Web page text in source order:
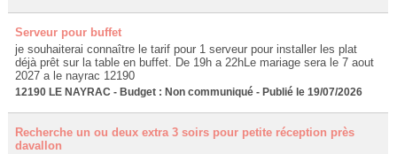
Serveur pour buffet
je souhaiterai connaître le tarif pour 1 serveur pour installer les plat
déjà prêt sur la table en buffet. De 19h a 22hLe mariage sera le 7 aout
2027 a le nayrac 12190
12190 LE NAYRAC - Budget : Non communiqué - Publié le 19/07/2026
Recherche un ou deux extra 3 soirs pour petite réception près
davallon